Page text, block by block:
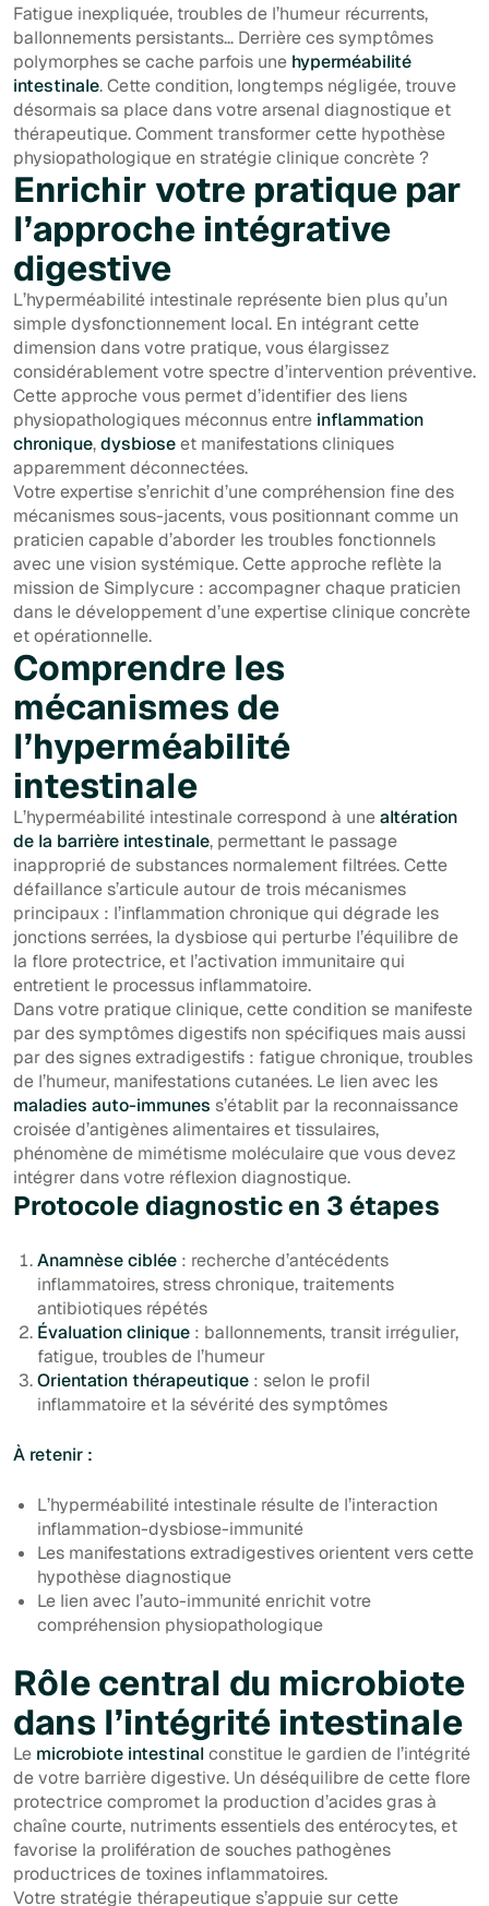
Fatigue inexpliquée, troubles de l’humeur récurrents,
ballonnements persistants… Derrière ces symptômes
polymorphes se cache parfois une hyperméabilité
intestinale. Cette condition, longtemps négligée, trouve
désormais sa place dans votre arsenal diagnostique et
thérapeutique. Comment transformer cette hypothèse
physiopathologique en stratégie clinique concrète ?
Enrichir votre pratique par
l’approche intégrative
digestive
L’hyperméabilité intestinale représente bien plus qu’un
simple dysfonctionnement local. En intégrant cette
dimension dans votre pratique, vous élargissez
considérablement votre spectre d’intervention préventive.
Cette approche vous permet d’identifier des liens
physiopathologiques méconnus entre inflammation
chronique,dysbioseet manifestations cliniques
apparemment déconnectées.
Votre expertise s’enrichit d’une compréhension fine des
mécanismes sous-jacents, vous positionnant comme un
praticien capable d’aborder les troubles fonctionnels
avec une vision systémique. Cette approche reflète la
mission de Simplycure : accompagner chaque praticien
dans le développement d’une expertise clinique concrète
et opérationnelle.
Comprendre les
mécanismes de
l’hyperméabilité
intestinale
L’hyperméabilité intestinale correspond à unealtération
de la barrière intestinale, permettant le passage
inapproprié de substances normalement filtrées. Cette
défaillance s’articule autour de trois mécanismes
principaux : l’inflammation chronique qui dégrade les
jonctions serrées, la dysbiose qui perturbe l’équilibre de
la flore protectrice, et l’activation immunitaire qui
entretient le processus inflammatoire.
Dans votre pratique clinique, cette condition se manifeste
par des symptômes digestifs non spécifiques mais aussi
par des signes extradigestifs : fatigue chronique, troubles
de l’humeur, manifestations cutanées. Le lien avec les
maladies auto-immunes s’établit par la reconnaissance
croisée d’antigènes alimentaires et tissulaires,
phénomène de mimétisme moléculaire que vous devez
intégrer dans votre réflexion diagnostique.
Protocole diagnostic en 3 étapes
Anamnèse ciblée : recherche d’antécédents
inflammatoires, stress chronique, traitements
antibiotiques répétés
Évaluation clinique : ballonnements, transit irrégulier,
fatigue, troubles de l’humeur
Orientation thérapeutique : selon le profil
inflammatoire et la sévérité des symptômes
À retenir :
L’hyperméabilité intestinale résulte de l’interaction
inflammation-dysbiose-immunité
Les manifestations extradigestives orientent vers cette
hypothèse diagnostique
Le lien avec l’auto-immunité enrichit votre
compréhension physiopathologique
Rôle central du microbiote
dans l’intégrité intestinale
Le microbiote intestinal constitue le gardien de l’intégrité
de votre barrière digestive. Un déséquilibre de cette flore
protectrice compromet la production d’acides gras à
chaîne courte, nutriments essentiels des entérocytes, et
favorise la prolifération de souches pathogènes
productrices de toxines inflammatoires.
Votre stratégie thérapeutique s’appuie sur cette